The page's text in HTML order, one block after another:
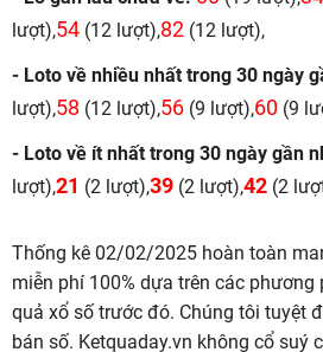
lượt),54 (12 lượt),82 (12 lượt),
- Loto về nhiều nhất trong 30 ngày
lượt),58 (12 lượt),56 (9 lượt),60 (9
- Loto về ít nhất trong 30 ngày gần
lượt),21 (2 lượt),39 (2 lượt),42 (2
Thống kê 02/02/2025 hoàn toàn
miễn phí 100% dựa trên các
quả xổ số trước đó. Chúng tôi tuyệt
bán số. Ketquaday.vn không cổ suý